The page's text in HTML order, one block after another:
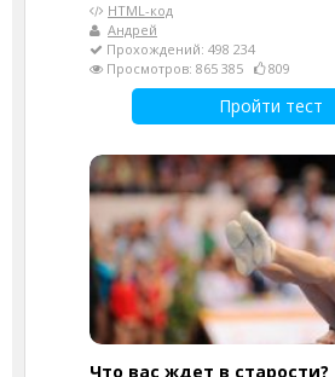
HTML-код
Андрей
Прохождений: 498 234
Просмотров: 865 385
809
Пройти тест
Что вас ждет в старости?